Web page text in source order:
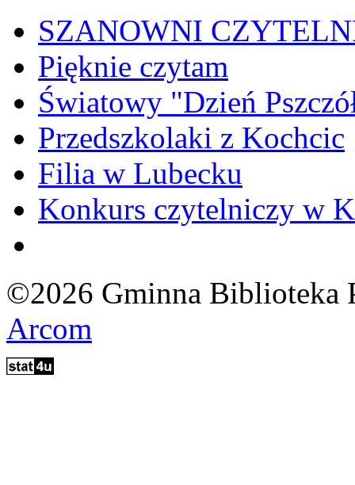
SZANOWNI
Pięknie czytam
Światowy "Dzień
Przedszkolaki z Kochcic
Filia w Lubecku
Konkurs czytelniczy w
©2026 Gminna Biblioteka
Arcom